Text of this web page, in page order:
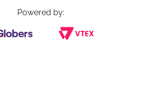
Powered by: